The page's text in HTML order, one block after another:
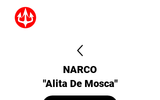
NARCO
"Alita De Mosca"